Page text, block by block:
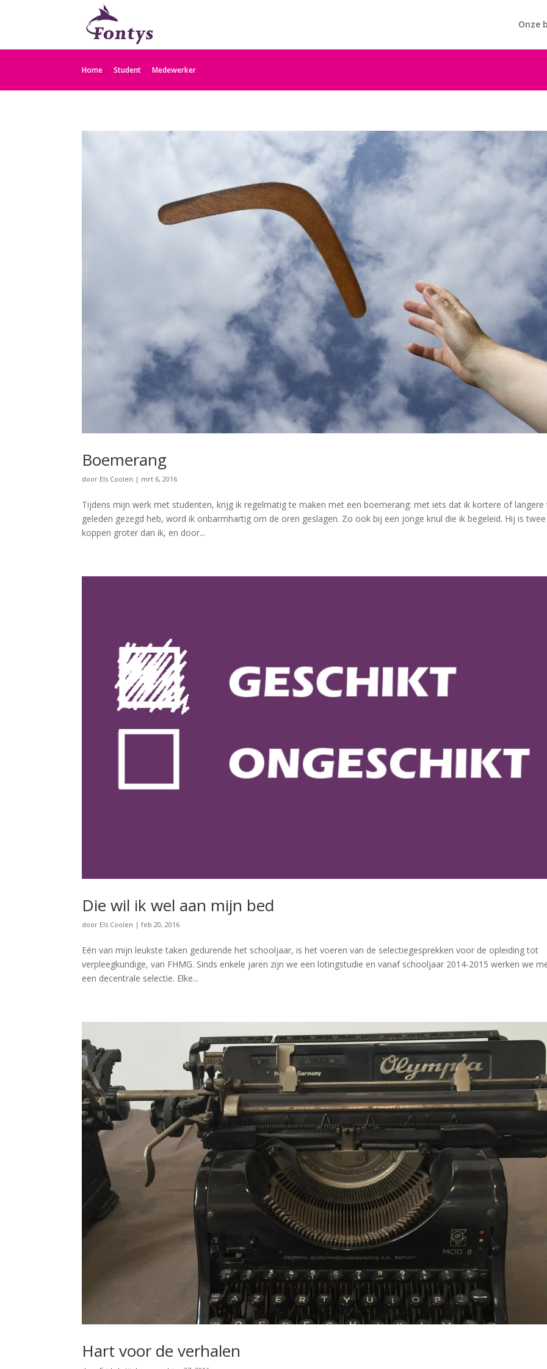
Home Student Medewerker
Onze
Boemerang
door Els Coolen | mrt 6, 2016
Tijdens mijn werk met studenten, krijg ik regelmatig te maken met een boemerang: met iets dat ik kortere of langere
geleden gezegd heb, word ik onbarmhartig om de oren geslagen. Zo ook bij een jonge knul die ik begeleid. Hij is twee
koppen groter dan ik, en door...
Die wil ik wel aan mijn bed
door Els Coolen |feb 20, 2016
Eén van mijn leukste taken gedurende het schooljaar, is het voeren van de selectiegesprekken voor de opleiding tot
verpleegkundige, van FHMG. Sinds enkele jaren zijn we een lotingstudie en vanaf schooljaar 2014-2015 werken we
een decentrale selectie. Elke...
Hart voor de verhalen